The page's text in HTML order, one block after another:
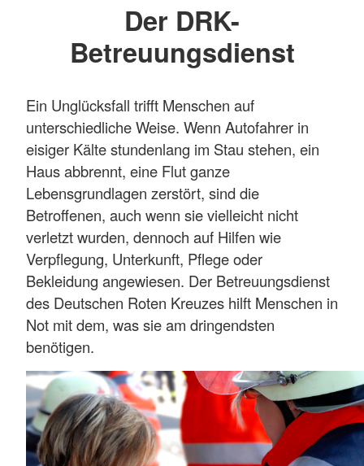
Der DRK-
Betreuungsdienst
Ein Unglücksfall trifft Menschen auf
unterschiedliche Weise. Wenn Autofahrer in
eisiger Kälte stundenlang im Stau stehen, ein
Haus abbrennt, eine Flut ganze
Lebensgrundlagen zerstört, sind die
Betroffenen, auch wenn sie vielleicht nicht
verletzt wurden, dennoch auf Hilfen wie
Verpflegung, Unterkunft, Pflege oder
Bekleidung angewiesen. Der Betreuungsdienst
des Deutschen Roten Kreuzes hilft Menschen in
Not mit dem, was sie am dringendsten
benötigen.